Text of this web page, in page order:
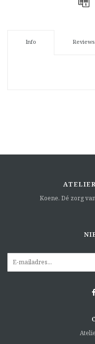
Info Reviews
Koene. Dé zorg